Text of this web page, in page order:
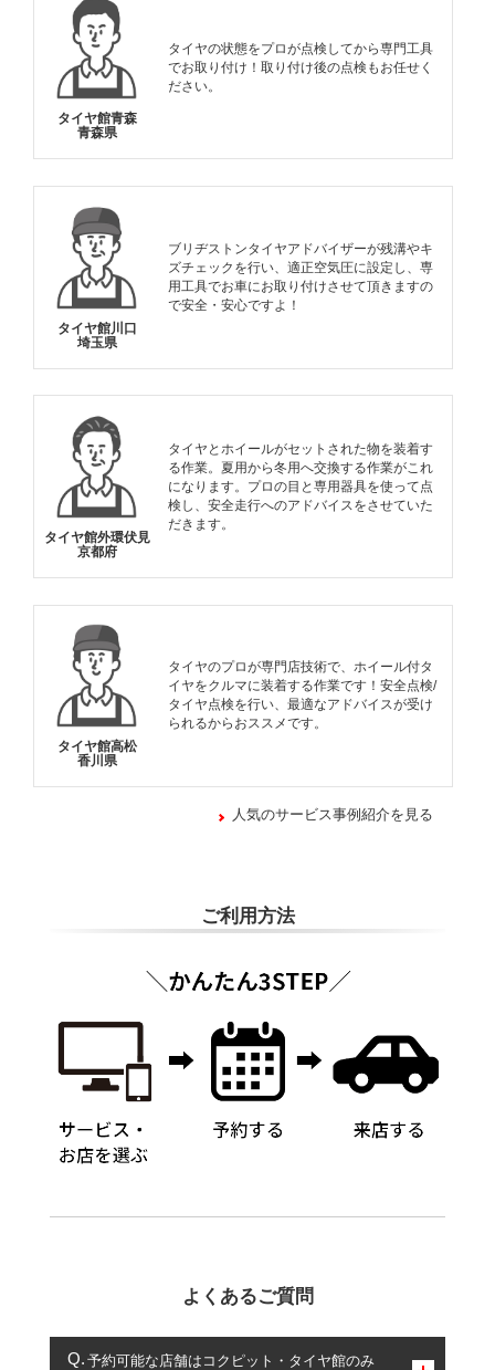
タイヤ館青森
青森県
タイヤの状態をプロが点検してから専門工具
でお取り付け！取り付け後の点検もお任せく
ださい。
タイヤ館川口
埼玉県
ブリヂストンタイヤアドバイザーが残溝やキ
ズチェックを行い、適正空気圧に設定し、専
用工具でお車にお取り付けさせて頂きますの
で安全・安心ですよ！
タイヤ館外環伏見
京都府
タイヤとホイールがセットされた物を装着す
る作業。夏用から冬用へ交換する作業がこれ
になります。プロの目と専用器具を使って点
検し、安全走行へのアドバイスをさせていた
だきます。
タイヤ館高松
香川県
タイヤのプロが専門店技術で、ホイール付タ
イヤをクルマに装着する作業です！安全点検/
タイヤ点検を行い、最適なアドバイスが受け
られるからおススメです。
人気のサービス事例紹介を見る
ご利用方法
よくあるご質問
予約可能な店舗はコクピット・タイヤ館のみ